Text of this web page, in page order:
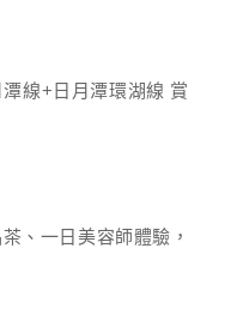
、一日美容師體驗，